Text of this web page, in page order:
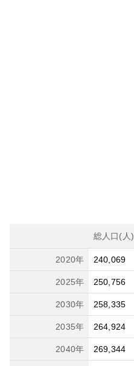
総人口(人)
2020年 240,069
2025年 250,756
2030年 258,335
2035年 264,924
2040年 269,344